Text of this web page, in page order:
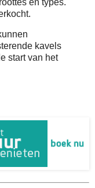
kavels
start van het